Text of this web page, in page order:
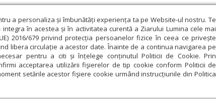
a personaliza și îmbunătăți experiența ta pe Website-ul nostru. Te
în acestea și în activitatea curentă a Ziarului Lumina cele mai
2016/679 privind protecția persoanelor fizice în ceea ce privește
libera circulație a acestor date. Înainte de a continua navigarea pe
pentru a citi și înțelege conținutul Politicii de Cookie. Prin
acceptarea utilizării fişierelor de tip cookie conform Politicii de
setările acestor fişiere cookie urmând instrucțiunile din Politica